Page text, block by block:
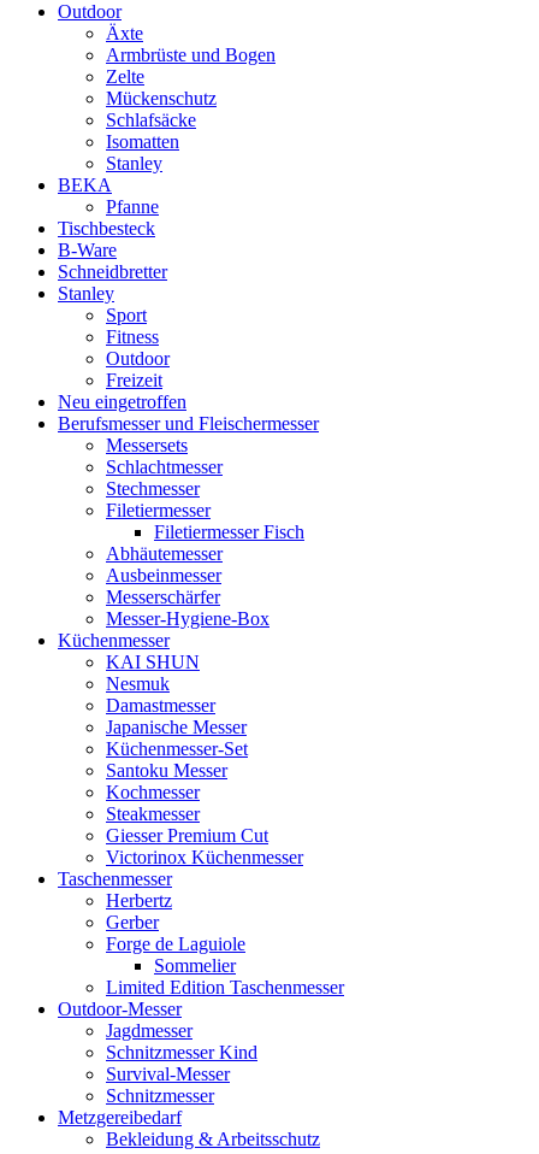
Outdoor
Äxte
Armbrüste und Bogen
Zelte
Mückenschutz
Schlafsäcke
Isomatten
Stanley
BEKA
Pfanne
Tischbesteck
B-Ware
Schneidbretter
Stanley
Sport
Fitness
Outdoor
Freizeit
Neu eingetroffen
Berufsmesser und Fleischermesser
Messersets
Schlachtmesser
Stechmesser
Filetiermesser
Filetiermesser Fisch
Abhäutemesser
Ausbeinmesser
Messerschärfer
Messer-Hygiene-Box
Küchenmesser
KAI SHUN
Nesmuk
Damastmesser
Japanische Messer
Küchenmesser-Set
Santoku Messer
Kochmesser
Steakmesser
Giesser Premium Cut
Victorinox Küchenmesser
Taschenmesser
Herbertz
Gerber
Forge de Laguiole
Sommelier
Limited Edition Taschenmesser
Outdoor-Messer
Jagdmesser
Schnitzmesser Kind
Survival-Messer
Schnitzmesser
Metzgereibedarf
Bekleidung & Arbeitsschutz